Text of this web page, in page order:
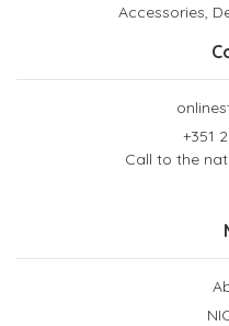
Accessories,
+351
Call to the